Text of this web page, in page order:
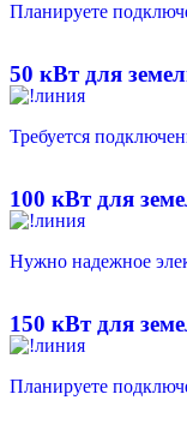
Планируете
50 кВт для
Требуется
100 кВт для
Нужно надежное
150 кВт для
Планируете